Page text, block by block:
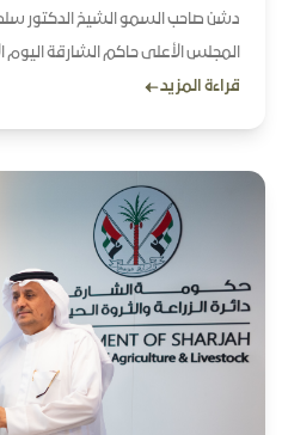
موسوعة غينيس
دشن صاحب السمو الشيخ الدكتور
المجلس الأعلى حاكم الشارقة اليوم
وذلك في منطقة مليحة وذلك في
وتعزيز إنتاج الغذاء الصحي المستدام
قراءة المزيد